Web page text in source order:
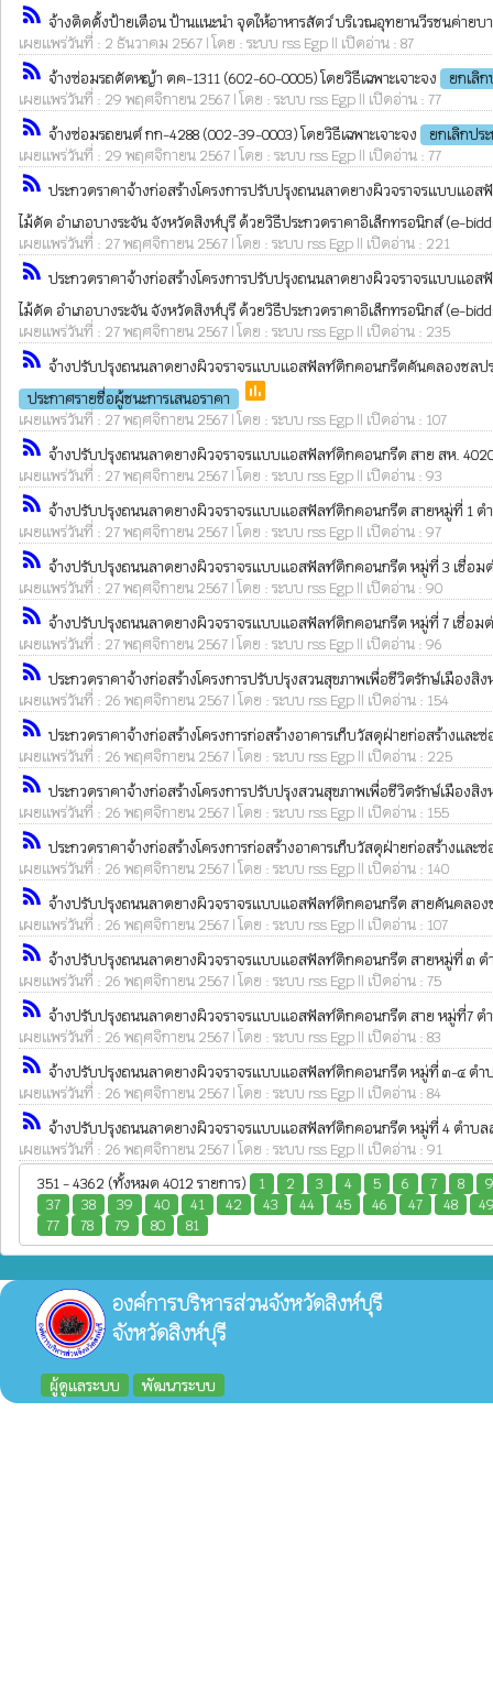
rss_feed จ้างติดตั้งป้ายเตือน ป้านแนะนำ จุดให้อาหารสัตว์ บริเวณอุทยานวีรชนค่ายบา
เผยแพร่วันที่ : 2 ธันวาคม 2567 | โดย : ระบบ rss Egp || เปิดอ่าน : 87
rss_feed จ้างซ่อมรถตัดหญ้า ตค-1311 (602-60-0005) โดยวิธีเฉพาะเจาะจง
ยกเลิก
เผยแพร่วันที่ : 29 พฤศจิกายน 2567 | โดย : ระบบ rss Egp || เปิดอ่าน : 77
rss_feed จ้างซ่อมรถยนต์ กก-4288 (002-39-0003) โดยวิธีเฉพาะเจาะจง
ยกเลิกปร
เผยแพร่วันที่ : 29 พฤศจิกายน 2567 | โดย : ระบบ rss Egp || เปิดอ่าน : 77
rss_feed ประกวดราคาจ้างก่อสร้างโครงการปรับปรุงถนนลาดยางผิวจราจรแบบแอ
ไม้ดัด อำเภอบางระจัน จังหวัดสิงห์บุรี ด้วยวิธีประกวดราคาอิเล็กทรอนิกส์ (e-
เผยแพร่วันที่ : 27 พฤศจิกายน 2567 | โดย : ระบบ rss Egp || เปิดอ่าน : 221
rss_feed ประกวดราคาจ้างก่อสร้างโครงการปรับปรุงถนนลาดยางผิวจราจรแบบแอ
ไม้ดัด อำเภอบางระจัน จังหวัดสิงห์บุรี ด้วยวิธีประกวดราคาอิเล็กทรอนิกส์ (e-
เผยแพร่วันที่ : 27 พฤศจิกายน 2567 | โดย : ระบบ rss Egp || เปิดอ่าน : 235
rss_feed จ้างปรับปรุงถนนลาดยางผิวจราจรแบบแอสฟัลท์ติกคอนกรีตคันคลองชลปร
ประกาศรายชื่อผู้ชนะการเสนอราคา
poll
เผยแพร่วันที่ : 27 พฤศจิกายน 2567 | โดย : ระบบ rss Egp || เปิดอ่าน : 107
rss_feed จ้างปรับปรุงถนนลาดยางผิวจราจรแบบแอสฟัลท์ติกคอนกรีต สาย สห.
เผยแพร่วันที่ : 27 พฤศจิกายน 2567 | โดย : ระบบ rss Egp || เปิดอ่าน : 93
rss_feed จ้างปรับปรุงถนนลาดยางผิวจราจรแบบแอสฟัลท์ติกคอนกรีต สายหมู่ที่ 1 ต
เผยแพร่วันที่ : 27 พฤศจิกายน 2567 | โดย : ระบบ rss Egp || เปิดอ่าน : 97
rss_feed จ้างปรับปรุงถนนลาดยางผิวจราจรแบบแอสฟัลท์ติกคอนกรีต หมู่ที่ 3 เชื่อมต่
เผยแพร่วันที่ : 27 พฤศจิกายน 2567 | โดย : ระบบ rss Egp || เปิดอ่าน : 90
rss_feed จ้างปรับปรุงถนนลาดยางผิวจราจรแบบแอสฟัลท์ติกคอนกรีต หมู่ที่ 7 เชื่อม
เผยแพร่วันที่ : 27 พฤศจิกายน 2567 | โดย : ระบบ rss Egp || เปิดอ่าน : 96
rss_feed ประกวดราคาจ้างก่อสร้างโครงการปรับปรุงสวนสุขภาพเพื่อชีวิตรักษ์เมือง
เผยแพร่วันที่ : 26 พฤศจิกายน 2567 | โดย : ระบบ rss Egp || เปิดอ่าน : 154
rss_feed ประกวดราคาจ้างก่อสร้างโครงการก่อสร้างอาคารเก็บวัสดุฝ่ายก่อสร้างแ
เผยแพร่วันที่ : 26 พฤศจิกายน 2567 | โดย : ระบบ rss Egp || เปิดอ่าน : 225
rss_feed ประกวดราคาจ้างก่อสร้างโครงการปรับปรุงสวนสุขภาพเพื่อชีวิตรักษ์เมือง
เผยแพร่วันที่ : 26 พฤศจิกายน 2567 | โดย : ระบบ rss Egp || เปิดอ่าน : 155
rss_feed ประกวดราคาจ้างก่อสร้างโครงการก่อสร้างอาคารเก็บวัสดุฝ่ายก่อสร้างแ
เผยแพร่วันที่ : 26 พฤศจิกายน 2567 | โดย : ระบบ rss Egp || เปิดอ่าน : 140
rss_feed จ้างปรับปรุงถนนลาดยางผิวจราจรแบบแอสฟัลท์ติกคอนกรีต สายคันคลอง
เผยแพร่วันที่ : 26 พฤศจิกายน 2567 | โดย : ระบบ rss Egp || เปิดอ่าน : 107
rss_feed จ้างปรับปรุงถนนลาดยางผิวจราจรแบบแอสฟัลท์ติกคอนกรีต สายหมู่ที่ ๓ ตำ
เผยแพร่วันที่ : 26 พฤศจิกายน 2567 | โดย : ระบบ rss Egp || เปิดอ่าน : 75
rss_feed จ้างปรับปรุงถนนลาดยางผิวจราจรแบบแอสฟัลท์ติกคอนกรีต สาย หมู่ที่7 ต
เผยแพร่วันที่ : 26 พฤศจิกายน 2567 | โดย : ระบบ rss Egp || เปิดอ่าน : 83
rss_feed จ้างปรับปรุงถนนลาดยางผิวจราจรแบบแอสฟัลท์ติกคอนกรีต หมู่ที่ ๓-๔ ตำบ
เผยแพร่วันที่ : 26 พฤศจิกายน 2567 | โดย : ระบบ rss Egp || เปิดอ่าน : 84
rss_feed จ้างปรับปรุงถนนลาดยางผิวจราจรแบบแอสฟัลท์ติกคอนกรีต หมู่ที่ 4 ตำบลส
เผยแพร่วันที่ : 26 พฤศจิกายน 2567 | โดย : ระบบ rss Egp || เปิดอ่าน : 91
351 - 4362 (ทั้งหมด 4012 รายการ)
1 2 3 4 5 6 7 8
9
37
38 39 40 41 42 43 44 45 46 47 48
77
78 79 80 81
องค์การบริหารส่วนจังหวัดสิงห์บุรี
จังหวัดสิงห์บุรี
ผู้ดูแลระบบ พัฒนาระบบ